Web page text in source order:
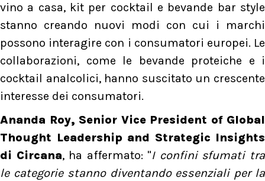
vino a casa, kit per cocktail e bevande bar style
stanno creando nuovi modi con cui i marchi
possono interagire con i consumatori europei. Le
collaborazioni, come le bevande proteiche e i
cocktail analcolici, hanno suscitato un crescente
interesse dei consumatori.
Ananda Roy, Senior Vice President of Global
Thought Leadership and Strategic Insights
di Circana, ha affermato: "I confini sfumati tra
le categorie stanno diventando essenziali per la